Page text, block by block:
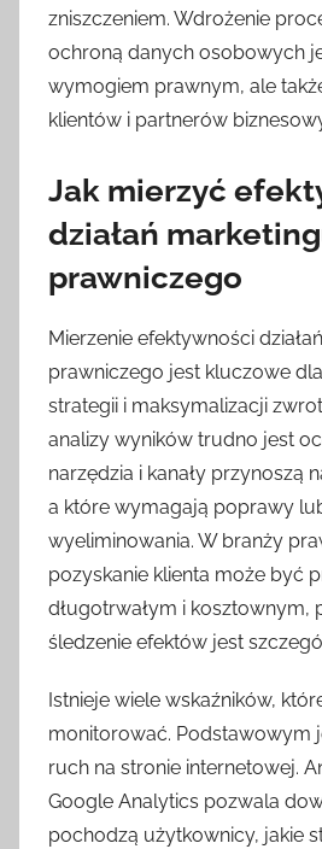
zniszczeniem. Wdrożenie
ochroną danych osobowych
wymogiem prawnym, ale
klientów i partnerów
Jak mierzyć
działań
prawniczego
Mierzenie efektywności
prawniczego jest kluczowe
strategii i maksymalizacji
analizy wyników trudno jest
narzędzia i kanały przynoszą
a które wymagają poprawy
wyeliminowania. W branży
pozyskanie klienta może być
długotrwałym i kosztownym,
śledzenie efektów jest
Istnieje wiele wskaźników,
monitorować. Podstawowym
ruch na stronie internetowej.
Google Analytics pozwala
pochodzą użytkownicy, jakie